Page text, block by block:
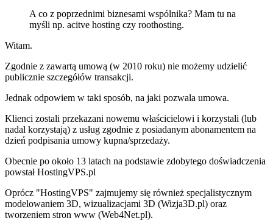
A co z poprzednimi biznesami wspólnika? Mam tu na
myśli np. acitve hosting czy roothosting.
Witam.
Zgodnie z zawartą umową (w 2010 roku) nie możemy udzielić
publicznie szczegółów transakcji.
Jednak odpowiem w taki sposób, na jaki pozwala umowa.
Klienci zostali przekazani nowemu właścicielowi i korzystali (lub
nadal korzystają) z usług zgodnie z posiadanym abonamentem na
dzień podpisania umowy kupna/sprzedaży.
Obecnie po około 13 latach na podstawie zdobytego doświadczenia
powstał HostingVPS.pl
Oprócz "HostingVPS" zajmujemy się również specjalistycznym
modelowaniem 3D, wizualizacjami 3D (Wizja3D.pl) oraz
tworzeniem stron www (Web4Net.pl).